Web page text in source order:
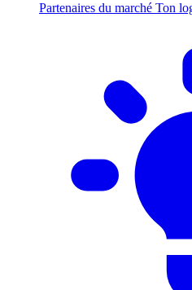
Partenaires du marché Ton